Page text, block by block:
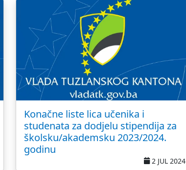
Konačne liste lica učenika i
studenata za dodjelu stipendija za
školsku/akademsku 2023/2024.
godinu
2 JUL 2024